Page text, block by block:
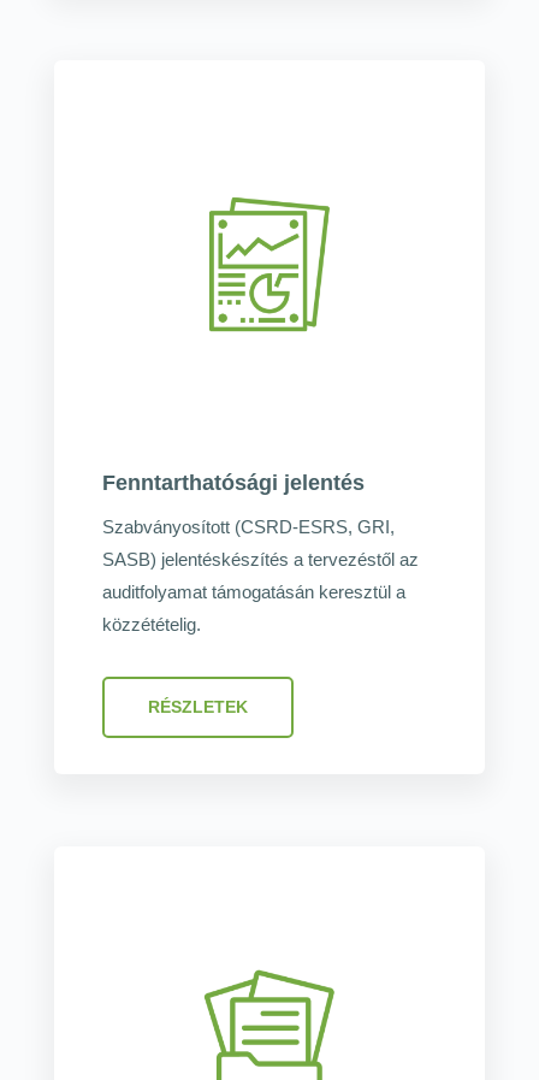
Fenntarthatósági jelentés
Szabványosított (CSRD-ESRS, GRI,
SASB) jelentéskészítés a tervezéstől az
auditfolyamat támogatásán keresztül a
közzétételig.
RÉSZLETEK